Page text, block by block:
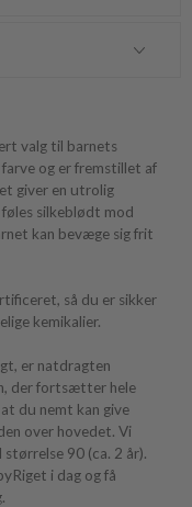
valg til barnets
og er fremstillet af
giver en utrolig
silkeblødt mod
kan bevæge sig frit
så du er sikker
kemikalier.
er natdragten
der fortsætter hele
du nemt kan give
over hovedet. Vi
90 (ca. 2 år).
i dag og få